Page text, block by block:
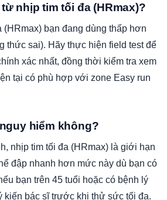
nhịp tim tối đa (HRmax)?
(HRmax) bạn đang dùng thấp hơn
thức sai). Hãy thực hiện field test để
xác nhất, đồng thời kiểm tra xem
tại có phù hợp với zone Easy run
hiểm không?
nhịp tim tối đa (HRmax) là giới hạn
đập nhanh hơn mức này dù bạn có
bạn trên 45 tuổi hoặc có bệnh lý
kiến bác sĩ trước khi thử sức tối đa.